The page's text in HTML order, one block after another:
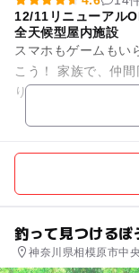
12/11リニューアル
全天候型屋内施設
スマホもゲームもい
こう！ 家族で、仲
りの魚、キラキラの
釣って見つける
神奈川県相模原市中